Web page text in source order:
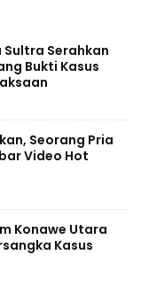
Serahkan
Bukti Kasus
Seorang Pria
Video Hot
Konawe Utara
Kasus